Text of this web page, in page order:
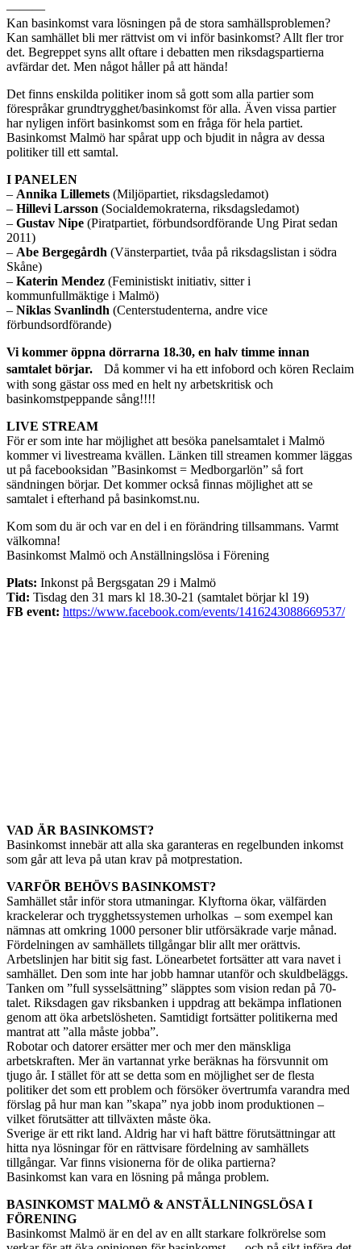
———
Kan basinkomst vara lösningen på de stora samhällsproblemen?
Kan samhället bli mer rättvist om vi inför basinkomst? Allt fler tror
det. Begreppet syns allt oftare i debatten men riksdagspartierna
avfärdar det. Men något håller på att hända!
Det finns enskilda politiker inom så gott som alla partier som
förespråkar grundtrygghet/basinkomst för alla. Även vissa partier
har nyligen infört basinkomst som en fråga för hela partiet.
Basinkomst Malmö har spårat upp och bjudit in några av dessa
politiker till ett samtal.
I PANELEN
– Annika Lillemets (Miljöpartiet, riksdagsledamot)
– Hillevi Larsson (Socialdemokraterna, riksdagsledamot)
– Gustav Nipe (Piratpartiet, förbundsordförande Ung Pirat sedan
2011)
– Abe Bergegårdh (Vänsterpartiet, tvåa på riksdagslistan i södra
Skåne)
– Katerin Mendez (Feministiskt initiativ, sitter i
kommunfullmäktige i Malmö)
– Niklas Svanlindh (Centerstudenterna, andre vice
förbundsordförande)
Vi kommer öppna dörrarna 18.30, en halv timme innan
samtalet börjar. Då kommer vi ha ett infobord och kören Reclaim
with song gästar oss med en helt ny arbetskritisk och
basinkomstpeppande sång!!!!
LIVE STREAM
För er som inte har möjlighet att besöka panelsamtalet i Malmö
kommer vi livestreama kvällen. Länken till streamen kommer läggas
ut på facebooksidan ”Basinkomst = Medborgarlön” så fort
sändningen börjar. Det kommer också finnas möjlighet att se
samtalet i efterhand på basinkomst.nu.
Kom som du är och var en del i en förändring tillsammans. Varmt
välkomna!
Basinkomst Malmö och Anställningslösa i Förening
Plats: Inkonst på Bergsgatan 29 i Malmö
Tid: Tisdag den 31 mars kl 18.30-21 (samtalet börjar kl 19)
FB event: https://www.facebook.com/events/1416243088669537/
VAD ÄR BASINKOMST?
Basinkomst innebär att alla ska garanteras en regelbunden inkomst
som går att leva på utan krav på motprestation.
VARFÖR BEHÖVS BASINKOMST?
Samhället står inför stora utmaningar. Klyftorna ökar, välfärden
krackelerar och trygghetssystemen urholkas – som exempel kan
nämnas att omkring 1000 personer blir utförsäkrade varje månad.
Fördelningen av samhällets tillgångar blir allt mer orättvis.
Arbetslinjen har bitit sig fast. Lönearbetet fortsätter att vara navet i
samhället. Den som inte har jobb hamnar utanför och skuldbeläggs.
Tanken om ”full sysselsättning” släpptes som vision redan på 70-
talet. Riksdagen gav riksbanken i uppdrag att bekämpa inflationen
genom att öka arbetslösheten. Samtidigt fortsätter politikerna med
mantrat att ”alla måste jobba”.
Robotar och datorer ersätter mer och mer den mänskliga
arbetskraften. Mer än vartannat yrke beräknas ha försvunnit om
tjugo år. I stället för att se detta som en möjlighet ser de flesta
politiker det som ett problem och försöker övertrumfa varandra med
förslag på hur man kan ”skapa” nya jobb inom produktionen –
vilket förutsätter att tillväxten måste öka.
Sverige är ett rikt land. Aldrig har vi haft bättre förutsättningar att
hitta nya lösningar för en rättvisare fördelning av samhällets
tillgångar. Var finns visionerna för de olika partierna?
Basinkomst kan vara en lösning på många problem.
BASINKOMST MALMÖ & ANSTÄLLNINGSLÖSA I
FÖRENING
Basinkomst Malmö är en del av en allt starkare folkrörelse som